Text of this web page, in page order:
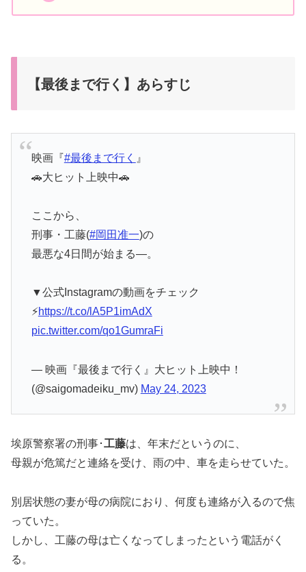
【最後まで行く】あらすじ
映画『#最後まで行く 』
🚗大ヒット上映中🚗
ここから、
刑事・工藤(#岡田准一)の
最悪な4日間が始まる―。
▼公式Instagramの動画をチェック
⚡https://t.co/lA5P1imAdX
pic.twitter.com/qo1GumraFi
— 映画『最後まで行く』大ヒット上映中！
(@saigomadeiku_mv) May 24, 2023
埃原警察署の刑事･工藤は、年末だというのに、
母親が危篤だと連絡を受け、雨の中、車を走らせていた。
別居状態の妻が母の病院におり、何度も連絡が入るので焦
っていた。
しかし、工藤の母は亡くなってしまったという電話がく
る。